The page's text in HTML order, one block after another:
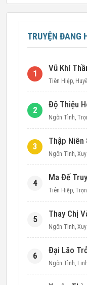
TRUYỆN ĐANG
1
Vũ Khí
Tiên Hiệp,
2
Ngôn Tình,
3
Ngôn Tình,
4
Ma Đế
Tiên Hiệp,
5
Ngôn Tình,
6
Ngôn Tình,